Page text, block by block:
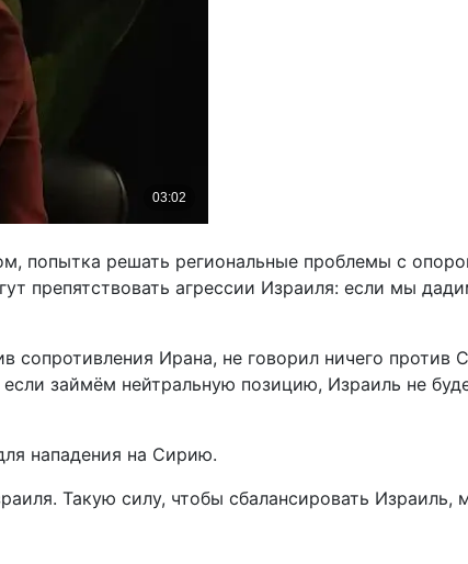
попытка решать региональные проблемы с
препятствовать агрессии Израиля: если мы
сопротивления Ирана, не говорил ничего
займём нейтральную позицию, Израиль не
нападения на Сирию.
Такую силу, чтобы сбалансировать